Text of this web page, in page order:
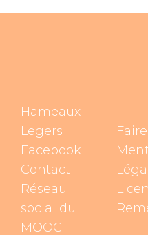
Hameaux
Legers
Facebook
Contact
Réseau
social du
MOOC